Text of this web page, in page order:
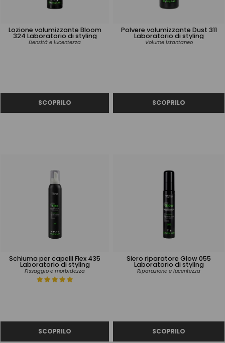
Lozione volumizzante Bloom
324 Laboratorio di styling
Densità e lucentezza
Polvere volumizzante Dust 311
Laboratorio di styling
Volume istantaneo
Schiuma per capelli Flex 435
Laboratorio di styling
Fissaggio e morbidezza
Siero riparatore Glow 055
Laboratorio di styling
Riparazione e lucentezza